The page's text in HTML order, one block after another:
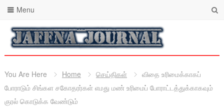
Menu
You Are Here Home செய்திகள்
விதை உரிமைக்காகப்
போராடும் சிங்கள சகோதரர்கள் எமது மண் உரிமைப் போராட்டத்துக்காகவும்
குரல் கொடுக்க வேண்டும்